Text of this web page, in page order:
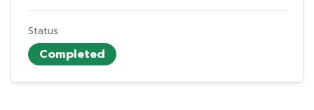
Status
Completed